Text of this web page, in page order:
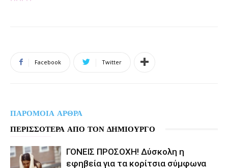
Facebook Twitter
ΠΑΡΟΜΟΙΑ ΑΡΘΡΑ
ΠΕΡΙΣΣΟΤΕΡΑ ΑΠΟ ΤΟΝ ΔΗΜΙΟΥΡΓΟ
ΓΟΝΕΙΣ ΠΡΟΣΟΧΗ! Δύσκολη η
εφηβεία για τα κορίτσια σύμφωνα